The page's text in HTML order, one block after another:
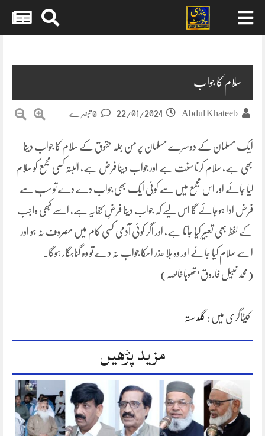
سلام کا جواب
Abdul Khateeb
22/01/2024
ایک مسلمان کے دوسرے مسلمان پر من جملہ حقوق کے سلام کا جواب دینا
بھی ہے، سلام کرنا سنت ہے اور جواب دینا فرض ہے، البتہ کسی مجمع کو سلام
کیا جائے اور اس مجمع میں سے کوئی ایک بھی جواب دے دے تو سب سے
فرض ادا ہوجائے گا اس لیے کہ جواب دینا فرضِ کفایہ ہے، اسے کبھی واجب
کے لفظ بھی تعبیر کیا جاتا ہے، اور اگر کوئی آدمی کسی کام میں مصروف نہ ہو اور
اسے سلام کیا جائے اور وہ بلا عذر اسکا جواب نہ دے تو وہ گناہگار ہوگا۔
(محمد نبیل فاروق‘تھوہاخالصہ)
کیٹاگری میں : گلدستہ
مزید پڑھیں